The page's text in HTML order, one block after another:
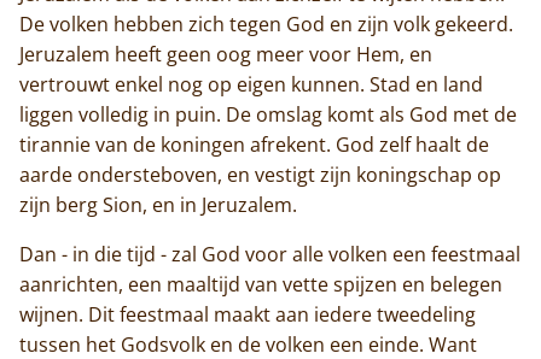
De volken hebben zich tegen God en zijn volk gekeerd.
Jeruzalem heeft geen oog meer voor Hem, en
vertrouwt enkel nog op eigen kunnen. Stad en land
liggen volledig in puin. De omslag komt als God met de
tirannie van de koningen afrekent. God zelf haalt de
aarde ondersteboven, en vestigt zijn koningschap op
zijn berg Sion, en in Jeruzalem.
Dan - in die tijd - zal God voor alle volken een feestmaal
aanrichten, een maaltijd van vette spijzen en belegen
wijnen. Dit feestmaal maakt aan iedere tweedeling
tussen het Godsvolk en de volken een einde. Want